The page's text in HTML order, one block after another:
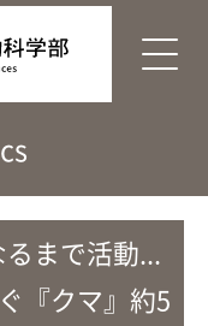
るまで活動...
『クマ』約5